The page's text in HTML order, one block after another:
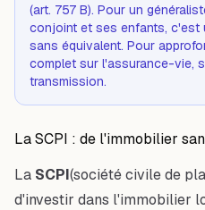
(art. 757 B). Pour un
conjoint et ses enfants, c'est
sans équivalent. Pour
complet sur l'assurance-vie,
transmission.
La SCPI : de l'immobilier
La SCPI(société civile de
d'investir dans l'immobilier